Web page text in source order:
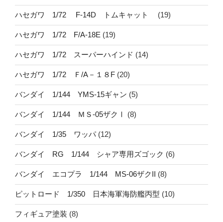
ハセガワ 1/72 F-14D トムキャット (19)
ハセガワ 1/72 F/A-18E (19)
ハセガワ 1/72 スーパーハインド (14)
ハセガワ 1/72 Ｆ/A－１８F (20)
バンダイ 1/144 YMS-15ギャン (5)
バンダイ 1/144 ＭＳ-05ザクⅠ (8)
バンダイ 1/35 ワッパ(12)
バンダイ RG 1/144 シャア専用ズゴック (6)
バンダイ エコプラ 1/144 MS-06ザクII (8)
ピットロード 1/350 日本海軍海防艦丙型 (10)
フィギュア塗装 (8)